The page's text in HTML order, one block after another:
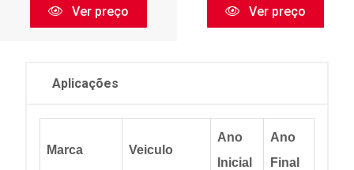
Ver preço Ver preço
Aplicações
Marca Veiculo
Ano
Inicial
Ano
Final